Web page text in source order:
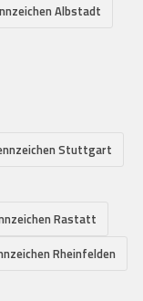
Albstadt
Stuttgart
Rastatt
Rheinfelden